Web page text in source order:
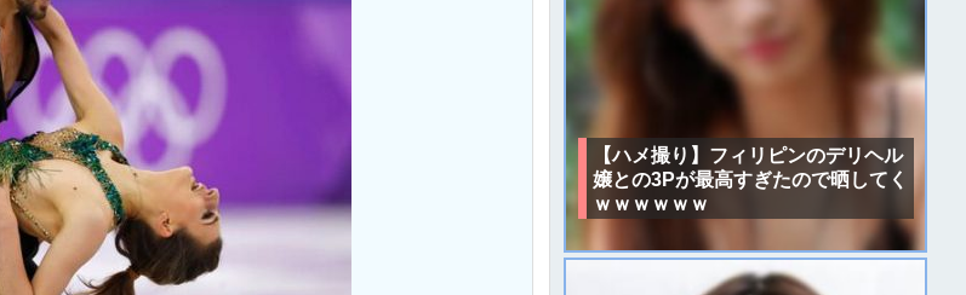
【ハメ撮り】フィリピンのデリヘル
嬢との3Pが最高すぎたので晒してく
ｗｗｗｗｗｗ